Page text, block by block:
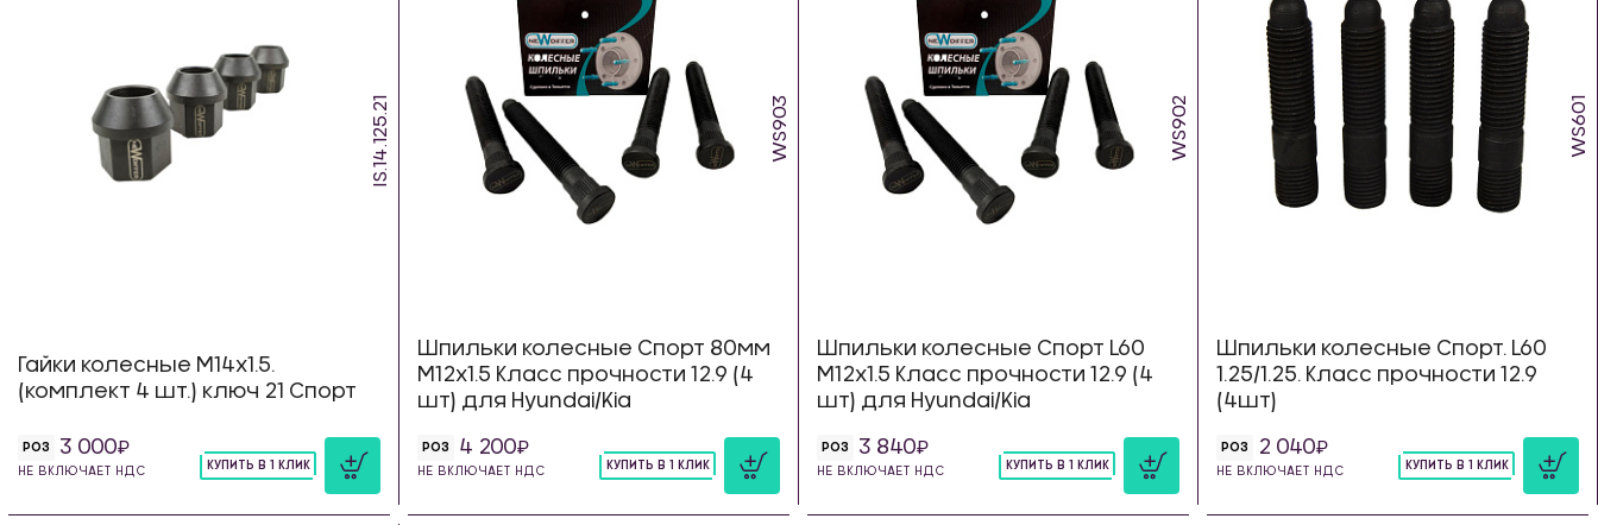
IS.14.125.21
Гайки колесные М14х1.5.
(комплект 4 шт.) ключ 21 Спорт
РОЗ 3 000
НЕ ВКЛЮЧАЕТ НДС КУПИТЬ В 1 КЛИК
WS903
Шпильки колесные Спорт 80мм
М12х1.5 Класс прочности 12.9 (4
шт) для Hyundai/Kia
РОЗ 4 200
НЕ ВКЛЮЧАЕТ НДС КУПИТЬ В 1 КЛИК
WS902
Шпильки колесные Спорт L60
М12х1.5 Класс прочности 12.9 (4
шт) для Hyundai/Kia
РОЗ 3 840
НЕ ВКЛЮЧАЕТ НДС КУПИТЬ В 1 КЛИК
WS601
Шпильки колесные Спорт. L60
1.25/1.25. Класс прочности 12.9
(4шт)
РОЗ 2 040
НЕ ВКЛЮЧАЕТ НДС КУПИТЬ В 1 КЛИК